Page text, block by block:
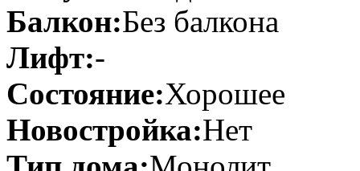
Балкон:Без балкона
Лифт:-
Состояние:Хорошее
Новостройка:Нет